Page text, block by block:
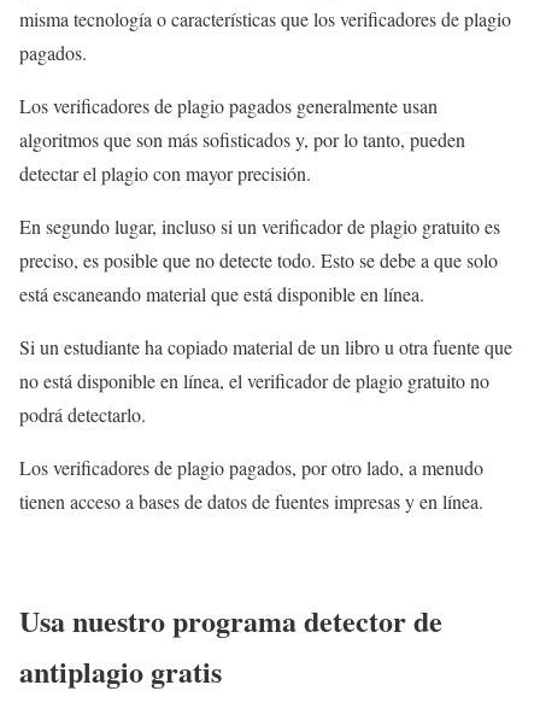
misma tecnología o características que los verificadores de plagio
pagados.
Los verificadores de plagio pagados generalmente usan
algoritmos que son más sofisticados y, por lo tanto, pueden
detectar el plagio con mayor precisión.
En segundo lugar, incluso si un verificador de plagio gratuito es
preciso, es posible que no detecte todo. Esto se debe a que solo
está escaneando material que está disponible en línea.
Si un estudiante ha copiado material de un libro u otra fuente que
no está disponible en línea, el verificador de plagio gratuito no
podrá detectarlo.
Los verificadores de plagio pagados, por otro lado, a menudo
tienen acceso a bases de datos de fuentes impresas y en línea.
Usa nuestro programa detector de
antiplagio gratis